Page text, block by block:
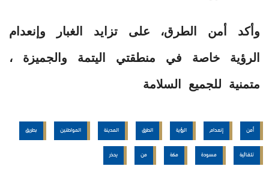
وأكد أمن الطرق، على تزايد الغبار وإنعدام
الرؤية خاصة في منطقتي اليتمة والجميزة ،
متمنية للجميع السلامة
أمن إنعدام الرؤية الطرق المدينة المواطنين بطريق
تلقائية مسودة مكة من يحذر